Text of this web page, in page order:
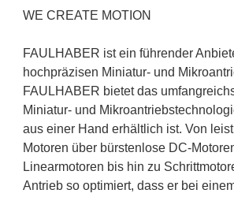
WE CREATE MOTION
FAULHABER ist ein führender
hochpräzisen Miniatur- und
FAULHABER bietet das
Miniatur- und
aus einer Hand erhältlich ist. Von
Motoren über bürstenlose DC-
Linearmotoren bis hin zu
Antrieb so optimiert, dass er bei